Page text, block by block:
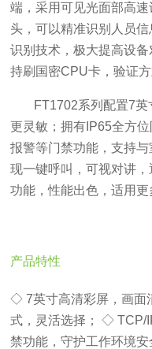
端，采用可见光面部高
头，可以精准识别人员
识别技术，极大提高设
持刷国密CPU卡，验证
FT1702系列 配置7英
更灵敏；拥有IP65全方
报警等门禁功能，支持
现一键呼叫，可视对讲
功能，性能出色，适用更
产品特性
◇ 7英寸高清彩屏，画面
式，灵活选择； ◇ TCP/
禁功能，守护工作环境